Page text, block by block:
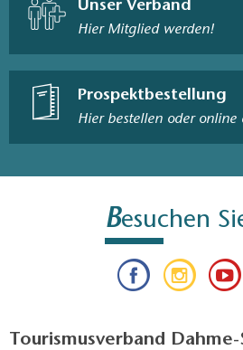
Unser Verband
Hier Mitglied werden!
Prospektbestellung
Hier bestellen oder online
Besuchen
Tourismusverband Dahme-